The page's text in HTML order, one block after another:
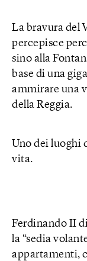
La bravura del
percepisce
sino alla
base di una
ammirare una
della Reggia.
Uno dei luoghi
vita.
Ferdinando II
la “sedia
appartamenti,